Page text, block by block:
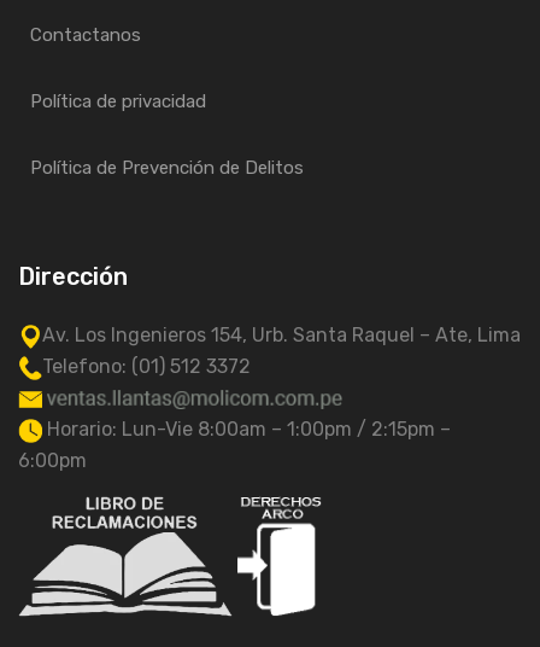
Contactanos
Política de privacidad
Política de Prevención de Delitos
Dirección
Av. Los Ingenieros 154, Urb. Santa Raquel – Ate, Lima
Telefono: (01) 512 3372
Horario: Lun-Vie 8:00am – 1:00pm / 2:15pm –
6:00pm